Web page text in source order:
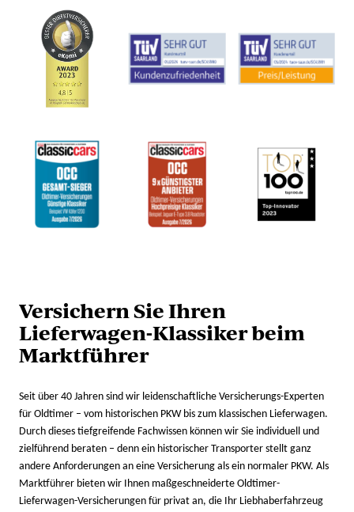
Versichern Sie Ihren
Lieferwagen-Klassiker beim
Marktführer
Seit über 40 Jahren sind wir leidenschaftliche Versicherungs-Experten
für Oldtimer – vom historischen PKW bis zum klassischen Lieferwagen.
Durch dieses tiefgreifende Fachwissen können wir Sie individuell und
zielführend beraten – denn ein historischer Transporter stellt ganz
andere Anforderungen an eine Versicherung als ein normaler PKW. Als
Marktführer bieten wir Ihnen maßgeschneiderte Oldtimer-
Lieferwagen-Versicherungen für privat an, die Ihr Liebhaberfahrzeug